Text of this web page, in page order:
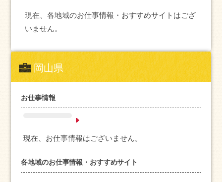
現在、各地域のお仕事情報・おすすめサイトはござ
いません。
岡山県
お仕事情報
現在、お仕事情報はございません。
各地域のお仕事情報・おすすめサイト